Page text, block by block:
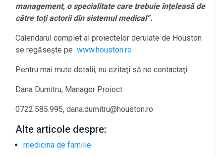
management, o specialitate care trebuie înțeleasă de
către toți actorii din sistemul medical”.
Calendarul complet al proiectelor derulate de Houston
se regăsește pe www.houston.ro
Pentru mai mute detalii, nu ezitaţi să ne contactaţi:
Dana Dumitru, Manager Proiect
0722.585.995, dana.dumitru@houston.ro
Alte articole despre:
medicina de familie